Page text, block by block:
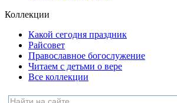
Коллекции
Какой сегодня праздник
Райсовет
Православное богослужение
Читаем с детьми о вере
Все коллекции